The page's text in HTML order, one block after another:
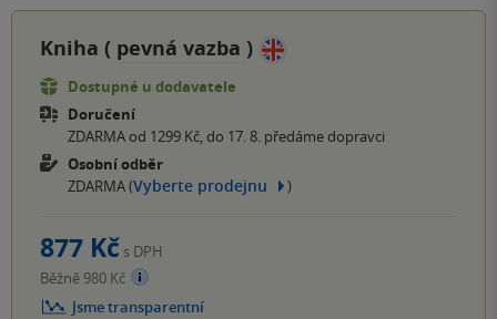
Kniha ( pevná vazba )
Dostupné u dodavatele
Doručení
ZDARMA od 1299 Kč, do 17. 8. předáme dopravci
Osobní odběr
ZDARMA (Vyberte prodejnu )
877 Kč s DPH
Běžně 980 Kč
Jsme transparentní